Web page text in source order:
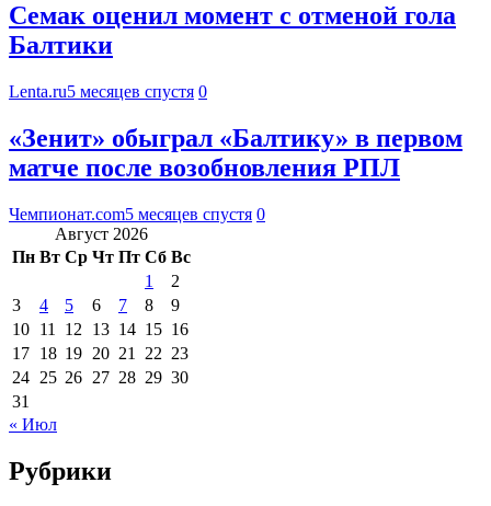
Семак оценил момент с отменой гола
Балтики
Lenta.ru5 месяцев спустя 0
«Зенит» обыграл «Балтику» в первом
матче после возобновления РПЛ
Чемпионат.com5 месяцев спустя 0
Август 2026
Пн Вт Ср Чт Пт Сб Вс
1
2
3
4 5 6 7 8
9
10 11 12 13 14 15 16
17 18 19 20 21 22 23
24 25 26 27 28 29 30
31
« Июл
Рубрики